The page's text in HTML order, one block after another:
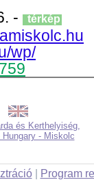
- térkép
wp/
és Kerthelyiség,
Hungary - Miskolc
| Program